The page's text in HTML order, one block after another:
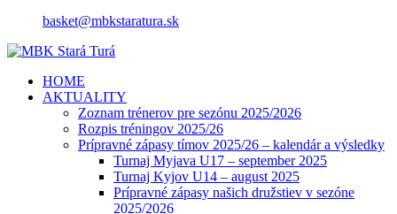
basket@mbkstaratura.sk
HOME
AKTUALITY
Zoznam trénerov pre sezónu 2025/2026
Rozpis tréningov 2025/26
Prípravné zápasy tímov 2025/26 – kalendár a výsledky
Turnaj Myjava U17 – september 2025
Turnaj Kyjov U14 – august 2025
Prípravné zápasy našich družstiev v sezóne
2025/2026